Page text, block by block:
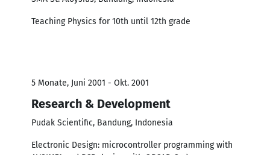
Teaching Physics for 10th until 12th grade
5 Monate, Juni 2001 - Okt. 2001
Research & Development
Pudak Scientific, Bandung, Indonesia
Electronic Design: microcontroller programming with